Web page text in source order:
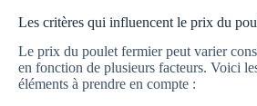
Les critères qui influencent le prix du
Le prix du poulet fermier peut varier
en fonction de plusieurs facteurs. Voici
éléments à prendre en compte :